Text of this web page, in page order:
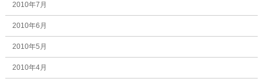
2010年7月
2010年6月
2010年5月
2010年4月